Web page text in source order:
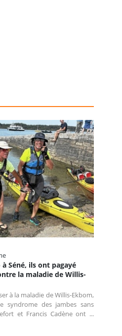
à Séné, ils ont pagayé
la maladie de Willis-
à la maladie de Willis-Ekbom,
syndrome des jambes sans
et Francis Cadène ont ...